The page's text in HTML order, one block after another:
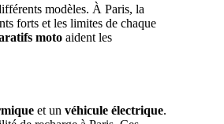
modèles. À Paris, la
forts et les limites de chaque
moto aident les
et un véhicule électrique.